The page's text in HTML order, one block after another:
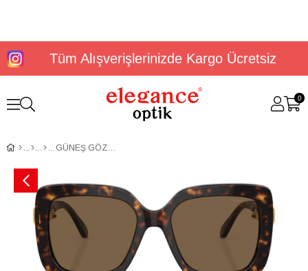
Tüm Alışverişlerinizde Kargo Ücretsiz
0
GÜNEŞ GÖZLÜĞÜ SWAROVSKİ SK6001 10027355